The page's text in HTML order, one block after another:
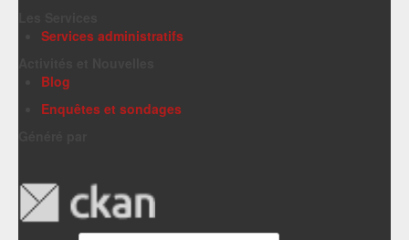
Services administratifs
Blog
Enquêtes et sondages